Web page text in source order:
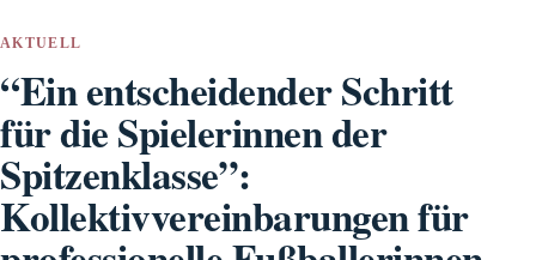
AKTUELL
“Ein entscheidender Schritt
für die Spielerinnen der
Spitzenklasse”:
Kollektivvereinbarungen für